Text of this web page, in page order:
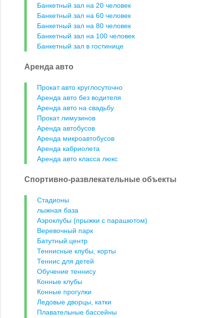
Банкетный зал на 20 человек
Банкетный зал на 60 человек
Банкетный зал на 80 человек
Банкетный зал на 100 человек
Банкетный зал в гостинице
Аренда авто
Прокат авто круглосуточно
Аренда авто без водителя
Аренда авто на свадьбу
Прокат лимузинов
Аренда автобусов
Аренда микроавтобусов
Аренда кабриолета
Аренда авто класса люкс
Спортивно-развлекательные объекты
Стадионы
лыжная база
Аэроклубы (прыжки с парашютом)
Веревочный парк
Батутный центр
Теннисные клубы, корты
Теннис для детей
Обучение теннису
Конные клубы
Конные прогулки
Ледовые дворцы, катки
Плавательные бассейны